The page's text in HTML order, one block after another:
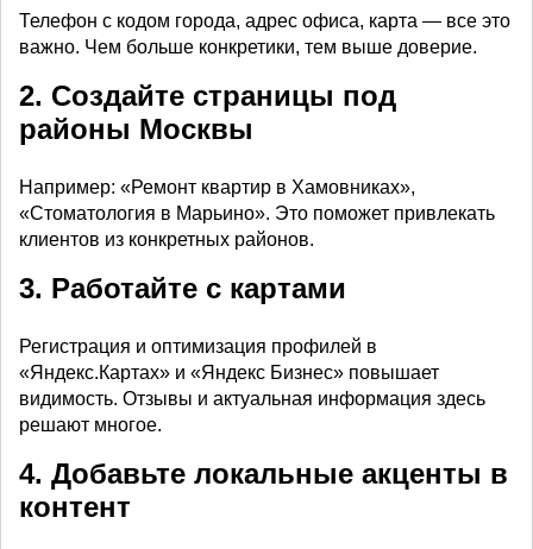
Телефон с кодом города, адрес офиса, карта — все это
важно. Чем больше конкретики, тем выше доверие.
2. Создайте страницы под
районы Москвы
Например: «Ремонт квартир в Хамовниках»,
«Стоматология в Марьино». Это поможет привлекать
клиентов из конкретных районов.
3. Работайте с картами
Регистрация и оптимизация профилей в
«Яндекс.Картах» и «Яндекс Бизнес» повышает
видимость. Отзывы и актуальная информация здесь
решают многое.
4. Добавьте локальные акценты в
контент